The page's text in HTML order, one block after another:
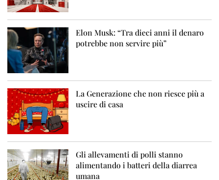
Elon Musk: “Tra dieci anni il denaro
potrebbe non servire più”
La Generazione che non riesce più a
uscire di casa
Gli allevamenti di polli stanno
alimentando i batteri della diarrea
umana